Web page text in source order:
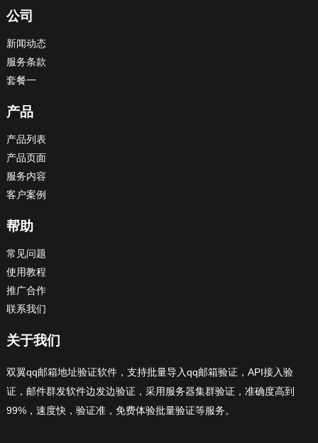
公司
新闻动态
服务条款
套餐一
产品
产品列表
产品页面
服务内容
客户案例
帮助
常见问题
使用教程
推广合作
联系我们
关于我们
双翼qq邮箱地址验证软件，支持批量导入qq邮箱验证，API接入验
证，邮件群发软件边发边验证，采用服务器集群验证，准确度高到
99%，速度快，验证准，免费体验批量验证等服务。